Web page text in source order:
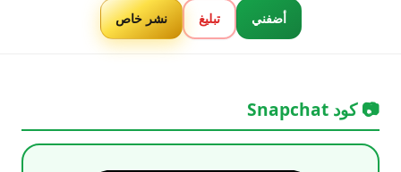
أضفني تبليغ نشر خاص
📷 كود Snapchat